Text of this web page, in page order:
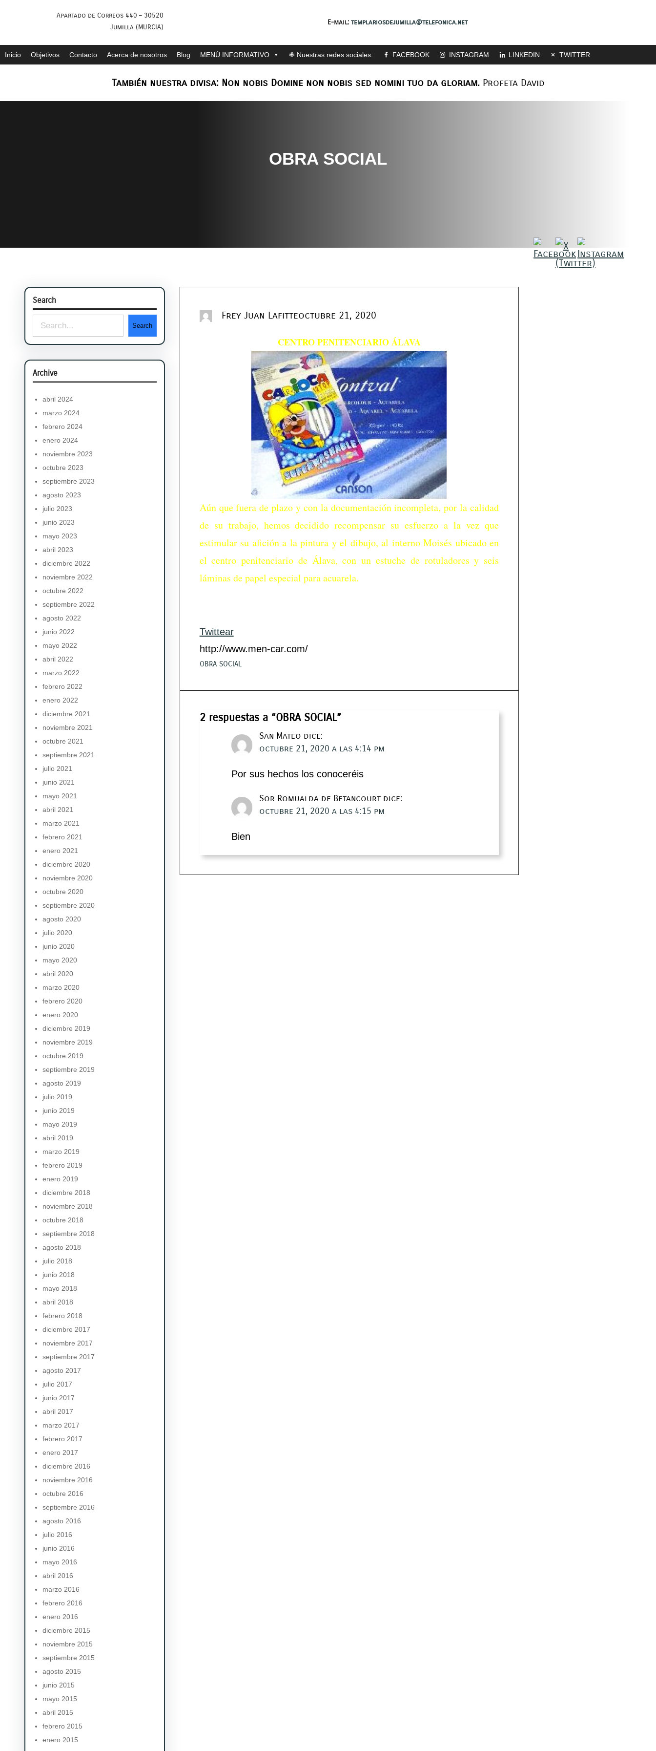
contenido
Apartado de Correos 440 – 30520
Jumilla (MURCIA)
E-mail: templariosdejumilla@telefonica.net
Inicio Objetivos Contacto Acerca de nosotros Blog MENÚ INFORMATIVO ✙ Nuestras redes sociales: FACEBOOK INSTAGRAM LINKEDIN TWITTER
También nuestra divisa: Non nobis Domine non nobis sed nomini tuo da gloriam.Profeta David
OBRA SOCIAL
Search
e
a
r
Search
Archive
abril 2024
marzo 2024
febrero 2024
enero 2024
noviembre 2023
octubre 2023
septiembre 2023
agosto 2023
julio 2023
junio 2023
mayo 2023
abril 2023
diciembre 2022
noviembre 2022
octubre 2022
septiembre 2022
agosto 2022
junio 2022
mayo 2022
abril 2022
marzo 2022
febrero 2022
enero 2022
diciembre 2021
noviembre 2021
octubre 2021
septiembre 2021
julio 2021
junio 2021
mayo 2021
abril 2021
marzo 2021
febrero 2021
enero 2021
diciembre 2020
noviembre 2020
octubre 2020
septiembre 2020
agosto 2020
julio 2020
junio 2020
mayo 2020
abril 2020
marzo 2020
febrero 2020
enero 2020
diciembre 2019
noviembre 2019
octubre 2019
septiembre 2019
agosto 2019
julio 2019
junio 2019
mayo 2019
abril 2019
marzo 2019
febrero 2019
enero 2019
diciembre 2018
noviembre 2018
octubre 2018
septiembre 2018
agosto 2018
julio 2018
junio 2018
mayo 2018
abril 2018
febrero 2018
diciembre 2017
noviembre 2017
septiembre 2017
agosto 2017
julio 2017
junio 2017
abril 2017
marzo 2017
febrero 2017
enero 2017
diciembre 2016
noviembre 2016
octubre 2016
septiembre 2016
agosto 2016
julio 2016
junio 2016
mayo 2016
abril 2016
marzo 2016
febrero 2016
enero 2016
diciembre 2015
noviembre 2015
septiembre 2015
agosto 2015
junio 2015
mayo 2015
abril 2015
febrero 2015
enero 2015
Frey Juan Lafitteoctubre 21, 2020
CENTRO PENITENCIARIO ÁLAVA
Aún que fuera de plazo y con la documentación incompleta, por la calidad
de su trabajo, hemos decidido recompensar su esfuerzo a la vez que
estimular su afición a la pintura y el dibujo, al interno Moisés ubicado en
el centro penitenciario de Álava, con un estuche de rotuladores y seis
láminas de papel especial para acuarela.
Twittear
http://www.men-car.com/
OBRA SOCIAL
2 respuestas a “OBRA SOCIAL”
San Mateo dice:
octubre 21, 2020 a las 4:14 pm
Por sus hechos los conoceréis
Sor Romualda de Betancourt dice:
octubre 21, 2020 a las 4:15 pm
Bien